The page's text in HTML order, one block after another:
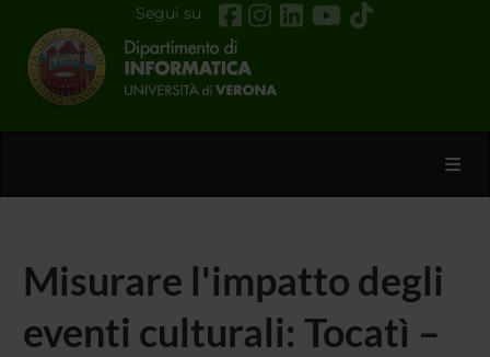
Segui su
Misurare l'impatto degli
eventi culturali: Tocatì –